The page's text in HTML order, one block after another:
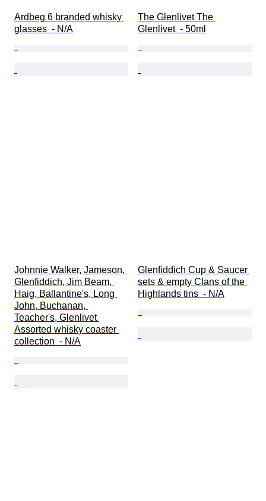
Ardbeg 6 branded whisky
glasses  - N/A
The Glenlivet The
Glenlivet  - 50ml
Johnnie Walker, Jameson,
Glenfiddich, Jim Beam,
Haig, Ballantine's, Long
John, Buchanan,
Teacher's, Glenlivet
Assorted whisky coaster
collection  - N/A
Glenfiddich Cup & Saucer
sets & empty Clans of the
Highlands tins  - N/A